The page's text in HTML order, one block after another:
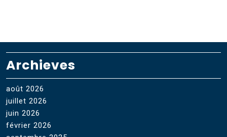
Archieves
août 2026
juillet 2026
juin 2026
février 2026